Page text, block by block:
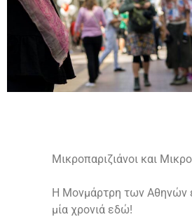
Μικροπαριζιάνοι και
Η Μονμάρτρη των Αθηνών
μία χρονιά εδώ!